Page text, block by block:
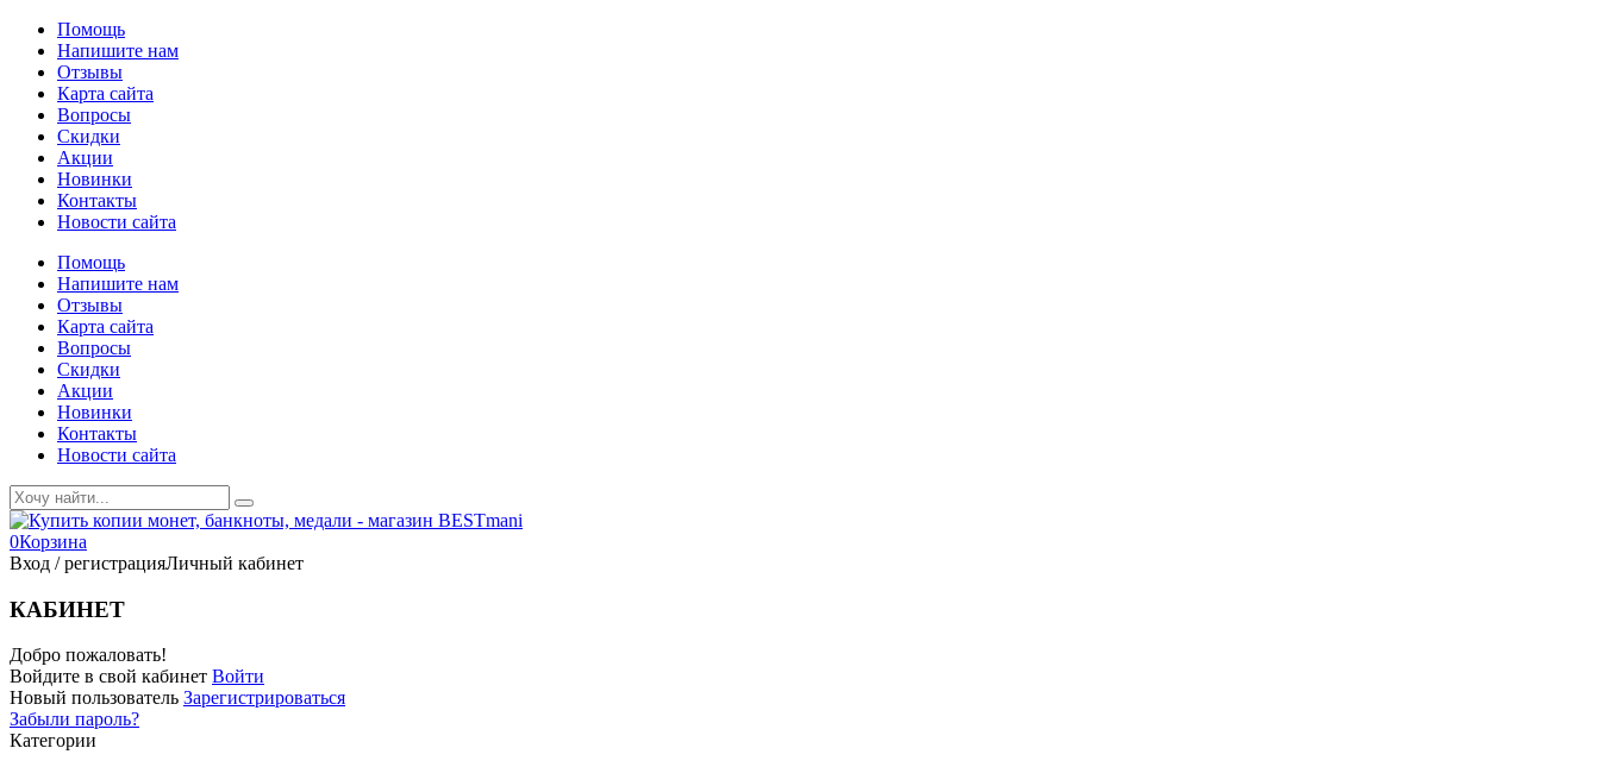
Помощь
Напишите нам
Отзывы
Карта сайта
Вопросы
Скидки
Акции
Новинки
Контакты
Новости сайта
Помощь
Напишите нам
Отзывы
Карта сайта
Вопросы
Скидки
Акции
Новинки
Контакты
Новости сайта
0Корзина
Вход / регистрацияЛичный кабинет
КАБИНЕТ
Добро пожаловать!
Войдите в свой кабинет Войти
Новый пользователь Зарегистрироваться
Забыли пароль?
Категории